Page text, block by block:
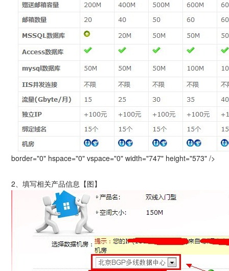
border="0" hspace="0" vspace="0" width="747" height="573" />
2、填写相关产品信息【图】